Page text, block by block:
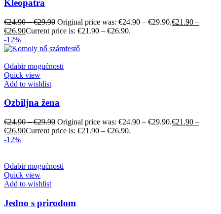
Kleopatra
€24.90–€29.90 Original price was: €24.90 – €29.90.€21.90 –
€26.90Current price is: €21.90 – €26.90.
-12%
Odabir mogućnosti
Quick view
Add to wishlist
Ozbiljna žena
€24.90–€29.90 Original price was: €24.90 – €29.90.€21.90 –
€26.90Current price is: €21.90 – €26.90.
-12%
Odabir mogućnosti
Quick view
Add to wishlist
Jedno s prirodom